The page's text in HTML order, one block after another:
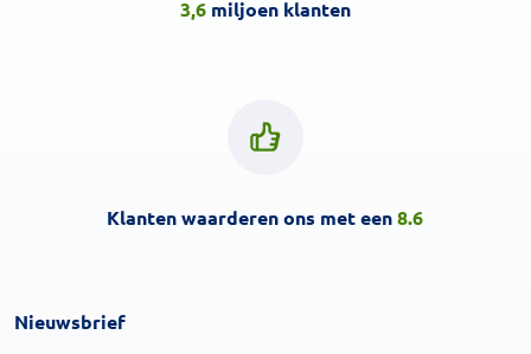
3,6miljoen klanten
Klanten waarderen ons met een8.6
Nieuwsbrief